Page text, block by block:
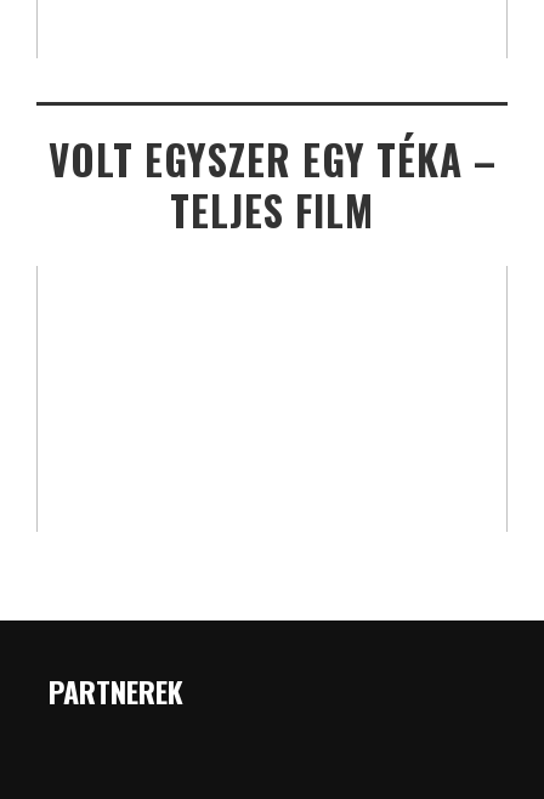
VOLT EGYSZER EGY TÉKA –
TELJES FILM
PARTNEREK